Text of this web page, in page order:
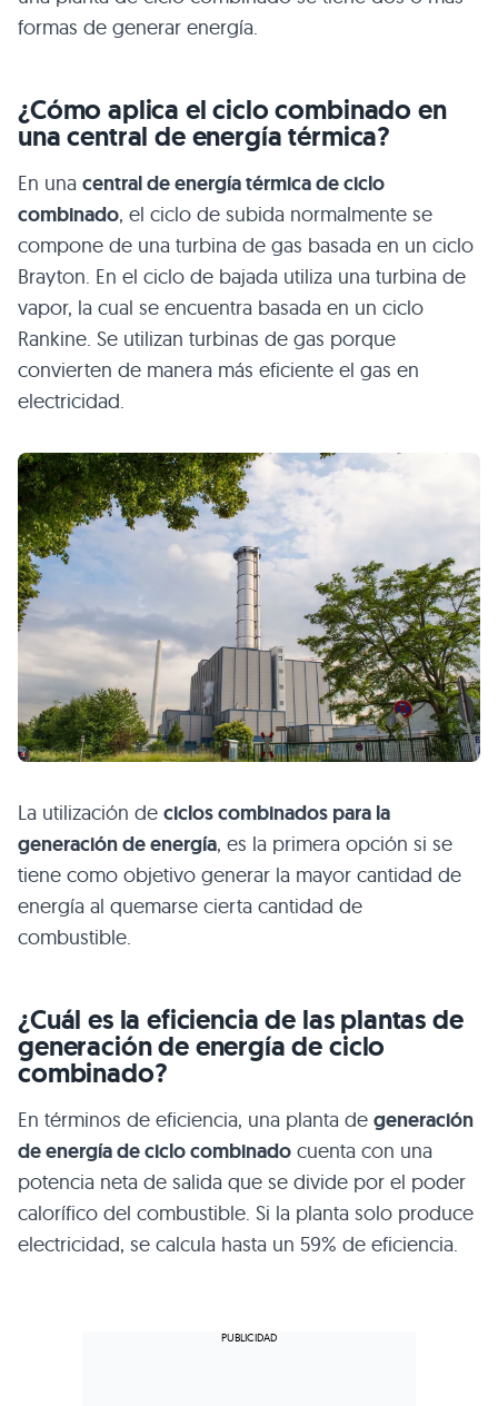
formas de generar energía.
¿Cómo aplica el ciclo combinado en
una central de energía térmica?
En una central de energía térmica de ciclo
combinado, el ciclo de subida normalmente se
compone de una turbina de gas basada en un ciclo
Brayton. En el ciclo de bajada utiliza una turbina de
vapor, la cual se encuentra basada en un ciclo
Rankine. Se utilizan turbinas de gas porque
convierten de manera más eficiente el gas en
electricidad.
La utilización de ciclos combinados para la
generación de energía, es la primera opción si se
tiene como objetivo generar la mayor cantidad de
energía al quemarse cierta cantidad de
combustible.
¿Cuál es la eficiencia de las plantas de
generación de energía de ciclo
combinado?
En términos de eficiencia, una planta de generación
de energía de ciclo combinado cuenta con una
potencia neta de salida que se divide por el poder
calorífico del combustible. Si la planta solo produce
electricidad, se calcula hasta un 59% de eficiencia.